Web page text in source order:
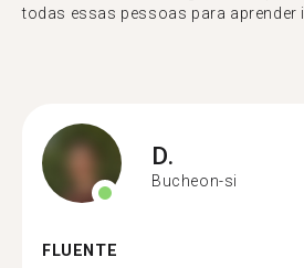
todas essas pessoas para aprender
D.
Bucheon-si
FLUENTE